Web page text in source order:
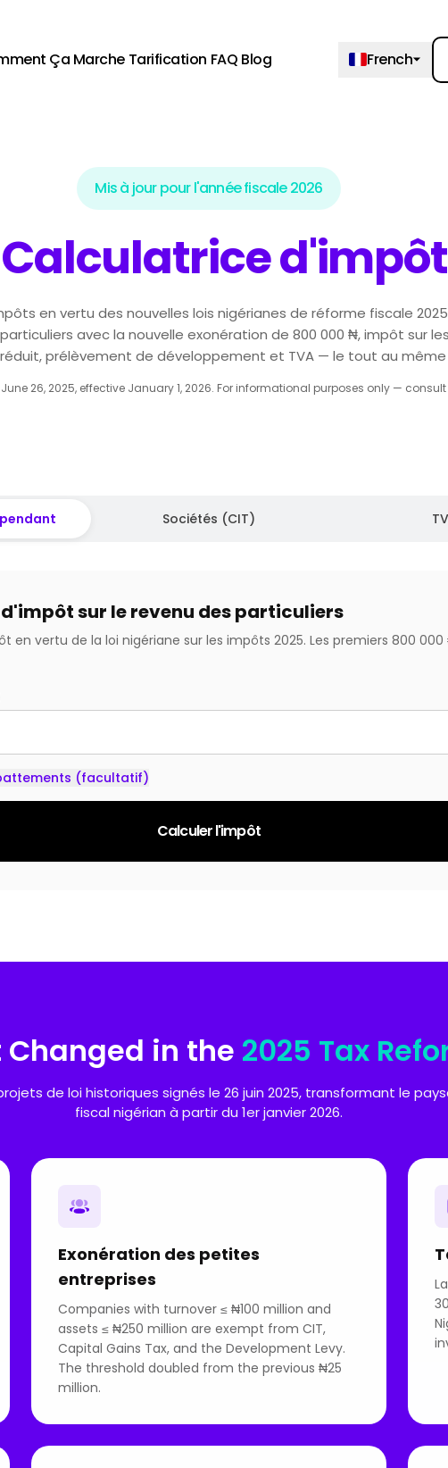
Ça Marche Tarification FAQ Blog French
Mis à jour pour l'année fiscale 2026
Calculatrice
en vertu des nouvelles lois nigérianes de réforme fiscale
avec la nouvelle exonération de 800 000 ₦, impôt sur
prélèvement de développement et TVA — le tout au
26, 2025, effective January 1, 2026. For informational purposes only —
Sociétés (CIT)
sur le revenu des particuliers
en vertu de la loi nigériane sur les impôts 2025. Les premiers 800
(facultatif)
Calculer l'impôt
in the 2025 Tax
de loi historiques signés le 26 juin 2025, transformant le
fiscal nigérian à partir du 1er janvier 2026.
Exonération des petites
entreprises
Companies with turnover ≤ ₦100 million and
assets ≤ ₦250 million are exempt from CIT,
Capital Gains Tax, and the Development Levy.
The threshold doubled from the previous ₦25
million.